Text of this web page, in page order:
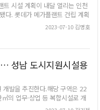
트 시설 계획이 내달 열리는 인천
다. 롯데가 메가플랜트 건립 계획
행정 절차가 본격 시작되는 것으
행될 것으로 전망했다.9일 인천경
심의 안건으로 접수됐다. 연말
이 심의 대상이다.경관위원회 심
허가와 관련한 핵심 행정 절차로,
할 수 있다. 인천경제청 경관위
연내 착공 차질없이" 롯데바이오
달 인천경제청과 토지 매매 계약
구 Ki20블록 면적은 20만2천303
2023-07-10 김명호
성남 도시지원시설용
개발을 추진한다.해당 구역은 22
의 업무·상업 등 복합시설로 개
용지를 포함, 3필지로 구성되는데